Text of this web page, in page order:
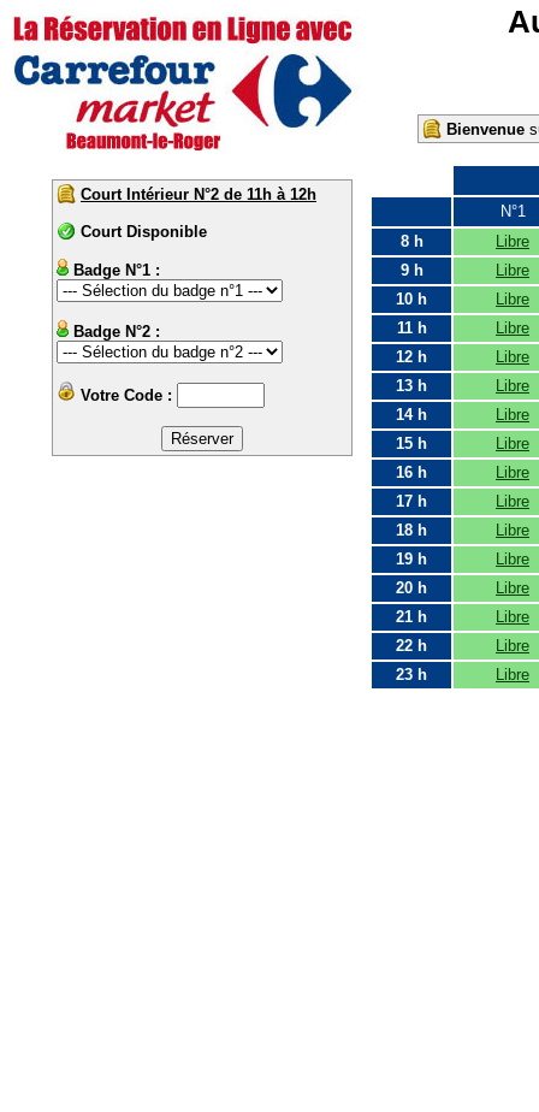
Bienvenue
Court Intérieur N°2 de 11h à 12h
Court Disponible
Badge N°1 :
Badge N°2 :
Votre Code :
N°1
8 h
Libre
9 h
Libre
10 h
Libre
11 h
Libre
12 h
Libre
13 h
Libre
14 h
Libre
15 h
Libre
16 h
Libre
17 h
Libre
18 h
Libre
19 h
Libre
20 h
Libre
21 h
Libre
22 h
Libre
23 h
Libre